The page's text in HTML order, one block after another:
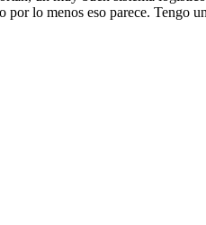
lo menos eso parece. Tengo